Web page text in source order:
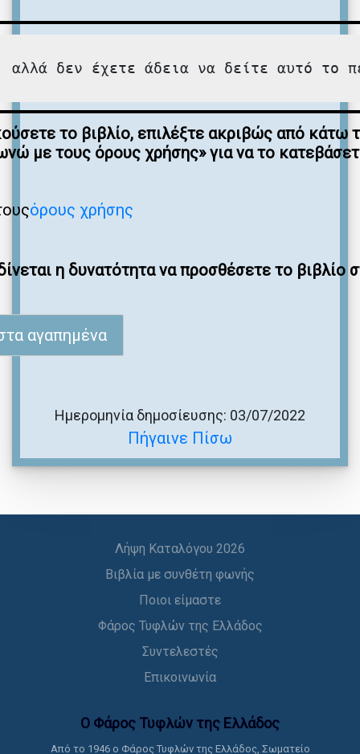
αλλά δεν έχετε άδεια να δείτε αυτό το
το βιβλίο, επιλέξτε ακριβώς από κάτω
με τους όρους χρήσης» για να το
όρους χρήσης
η δυνατότητα να προσθέσετε το βιβλίο
αγαπημένα
Πήγαινε Πίσω
Ημερομηνία δημοσίευσης: 03/07/2022
Λήψη Καταλόγου 2026
Βιβλία με συνθέτη φωνής
Ποιοι είμαστε
Φάρος Τυφλών της Ελλάδος
Συντελεστές
Επικοινωνία
Ο Φάρος Τυφλών της Ελλάδoς
Από το 1946 ο Φάρος Τυφλών της Ελλάδος, Σωματείο